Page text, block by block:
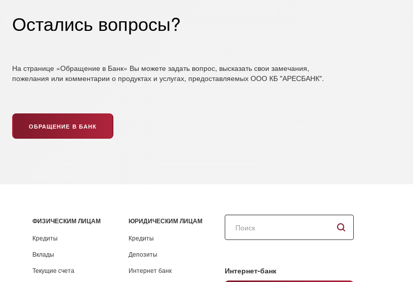
Остались вопросы?
На странице «Обращение в Банк» Вы можете задать вопрос, высказать свои замечания,
пожелания или комментарии о продуктах и услугах, предоставляемых ООО КБ "АРЕСБАНК".
ОБРАЩЕНИЕ В БАНК
ФИЗИЧЕСКИМ ЛИЦАМ
Кредиты
Вклады
Текущие счета
ЮРИДИЧЕСКИМ ЛИЦАМ
Кредиты
Депозиты
Интернет банк
Поиск
сайту
Интернет-банк